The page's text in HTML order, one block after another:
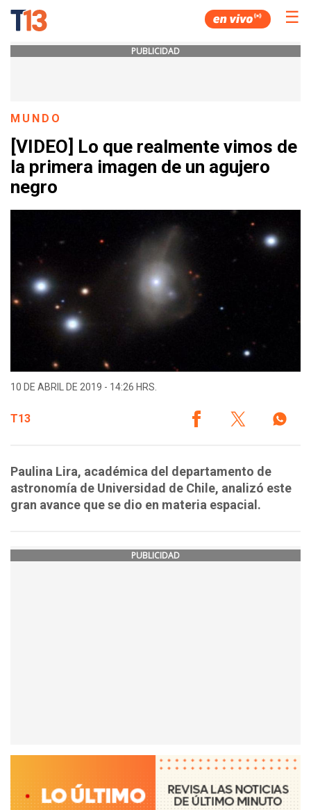
☰
PUBLICIDAD
MUNDO
[VIDEO] Lo que realmente vimos de
la primera imagen de un agujero
negro
10 DE ABRIL DE 2019 - 14:26 HRS.
T13
Paulina Lira, académica del departamento de
astronomía de Universidad de Chile, analizó este
gran avance que se dio en materia espacial.
PUBLICIDAD